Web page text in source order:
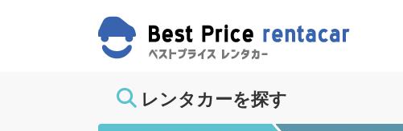
レンタカーを探す